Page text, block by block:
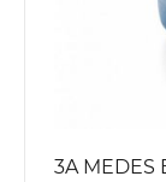
3A MEDES